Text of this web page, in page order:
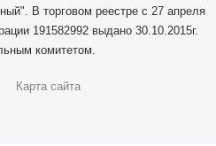
В торговом реестре с 27 апреля
191582992 выдано 30.10.2015г.
комитетом.
Карта сайта